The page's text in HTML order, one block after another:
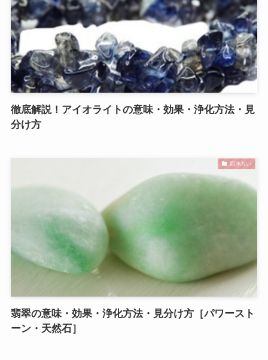
徹底解説！アイオライトの意味・効果・浄化方法・見
分け方
西洋占い
翡翠の意味・効果・浄化方法・見分け方［パワースト
ーン・天然石］